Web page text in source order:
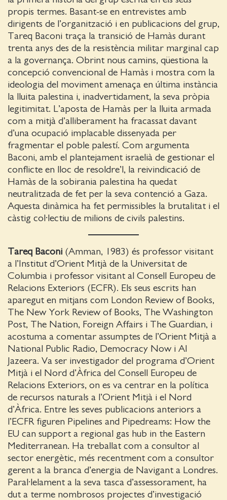
propis termes. Basant-se en entrevistes amb
dirigents de l’organització i en publicacions del grup,
Tareq Baconi traça la transició de Hamàs durant
trenta anys des de la resistència militar marginal cap
a la governança. Obrint nous camins, qüestiona la
concepció convencional de Hamàs i mostra com la
ideologia del moviment amenaça en última instància
la lluita palestina i, inadvertidament, la seva pròpia
legitimitat. L’aposta de Hamàs per la lluita armada
com a mitjà d’alliberament ha fracassat davant
d’una ocupació implacable dissenyada per
fragmentar el poble palestí. Com argumenta
Baconi, amb el plantejament israelià de gestionar el
conflicte en lloc de resoldre’l, la reivindicació de
Hamàs de la sobirania palestina ha quedat
neutralitzada de fet per la seva contenció a Gaza.
Aquesta dinàmica ha fet permissibles la brutalitat i el
càstig col·lectiu de milions de civils palestins.
Tareq Baconi (Amman, 1983) és professor visitant
a l’Institut d’Orient Mitjà de la Universitat de
Columbia i professor visitant al Consell Europeu de
Relacions Exteriors (ECFR). Els seus escrits han
aparegut en mitjans com London Review of Books,
The New York Review of Books, The Washington
Post, The Nation, Foreign Affairs i The Guardian, i
acostuma a comentar assumptes de l’Orient Mitjà a
National Public Radio, Democracy Now i Al
Jazeera. Va ser investigador del programa d’Orient
Mitjà i el Nord d’Àfrica del Consell Europeu de
Relacions Exteriors, on es va centrar en la política
de recursos naturals a l’Orient Mitjà i el Nord
d’Àfrica. Entre les seves publicacions anteriors a
l’ECFR figuren Pipelines and Pipedreams: How the
EU can support a regional gas hub in the Eastern
Mediterranean. Ha treballat com a consultor al
sector energètic, més recentment com a consultor
gerent a la branca d’energia de Navigant a Londres.
Paral·lelament a la seva tasca d’assessorament, ha
dut a terme nombrosos projectes d’investigació